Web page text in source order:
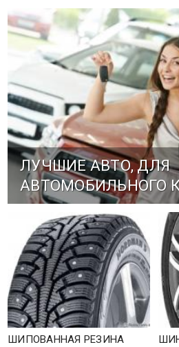
ЛУЧШИЕ АВТО, ДЛЯ
АВТОМОБИЛЬНОГО
ШИПОВАННАЯ РЕЗИНА